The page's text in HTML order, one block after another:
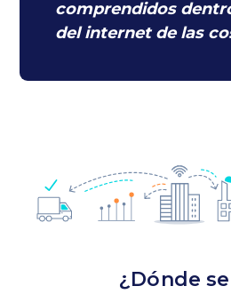
comprendidos
del internet de las
¿Dónde